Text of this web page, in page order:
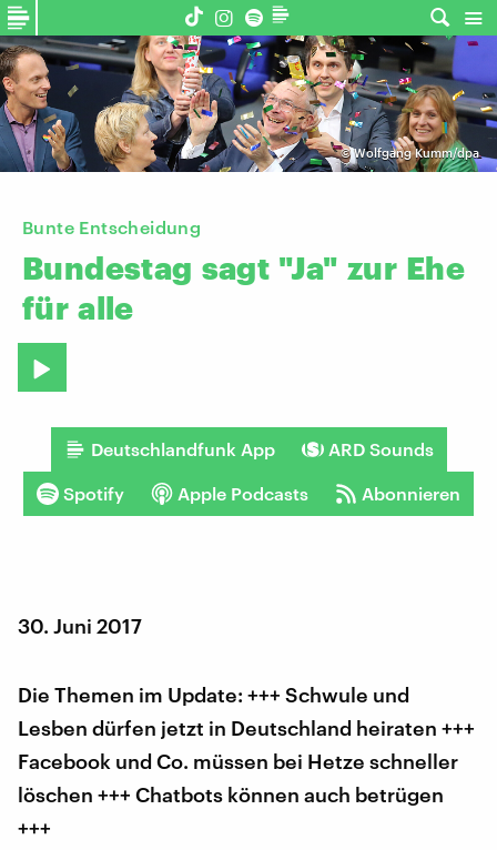
©Wolfgang Kumm/dpa
Bunte Entscheidung
Bundestag sagt "Ja" zur Ehe
für alle
Deutschlandfunk App ARD Sounds
Spotify Apple Podcasts Abonnieren
30. Juni 2017
Die Themen im Update: +++ Schwule und
Lesben dürfen jetzt in Deutschland heiraten +++
Facebook und Co. müssen bei Hetze schneller
löschen +++ Chatbots können auch betrügen
+++